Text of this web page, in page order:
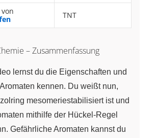
TNT
– Zusammenfassung
lernst du die Eigenschaften und
kennen. Du weißt nun,
mesomeriestabilisiert ist und
mithilfe der Hückel-Regel
Gefährliche Aromaten kannst du